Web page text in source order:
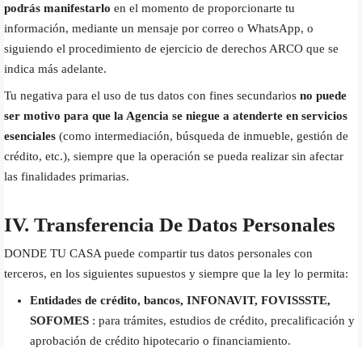
podrás manifestarlo en el momento de proporcionarte tu
información, mediante un mensaje por correo o WhatsApp, o
siguiendo el procedimiento de ejercicio de derechos ARCO que se
indica más adelante.
Tu negativa para el uso de tus datos con fines secundarios no puede
ser motivo para que la Agencia se niegue a atenderte en servicios
esenciales (como intermediación, búsqueda de inmueble, gestión de
crédito, etc.), siempre que la operación se pueda realizar sin afectar
las finalidades primarias.
IV. Transferencia De Datos Personales
DONDE TU CASA puede compartir tus datos personales con
terceros, en los siguientes supuestos y siempre que la ley lo permita:
Entidades de crédito, bancos, INFONAVIT, FOVISSSTE,
SOFOMES : para trámites, estudios de crédito, precalificación y
aprobación de crédito hipotecario o financiamiento.